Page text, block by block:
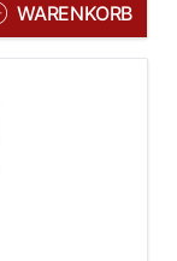
WARENKORB